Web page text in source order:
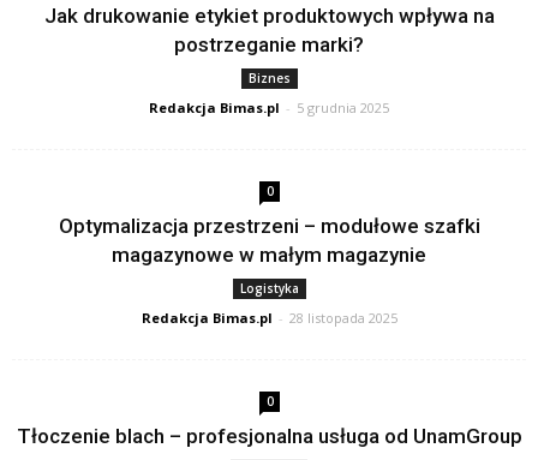
Jak drukowanie etykiet produktowych wpływa na
postrzeganie marki?
Biznes
Redakcja Bimas.pl - 5 grudnia 2025
0
Optymalizacja przestrzeni – modułowe szafki
magazynowe w małym magazynie
Logistyka
Redakcja Bimas.pl - 28 listopada 2025
0
Tłoczenie blach – profesjonalna usługa od UnamGroup